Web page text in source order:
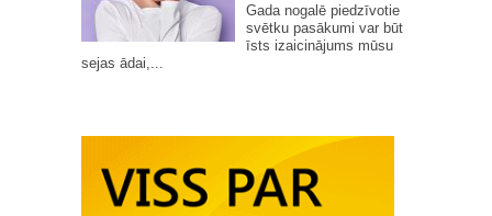
Gada nogalē piedzīvotie
svētku pasākumi var būt
īsts izaicinājums mūsu
sejas ādai,...